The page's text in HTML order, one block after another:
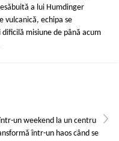
a lui Humdinger
vulcanică, echipa se
misiune de până acum
un weekend la un centru
într-un haos când se